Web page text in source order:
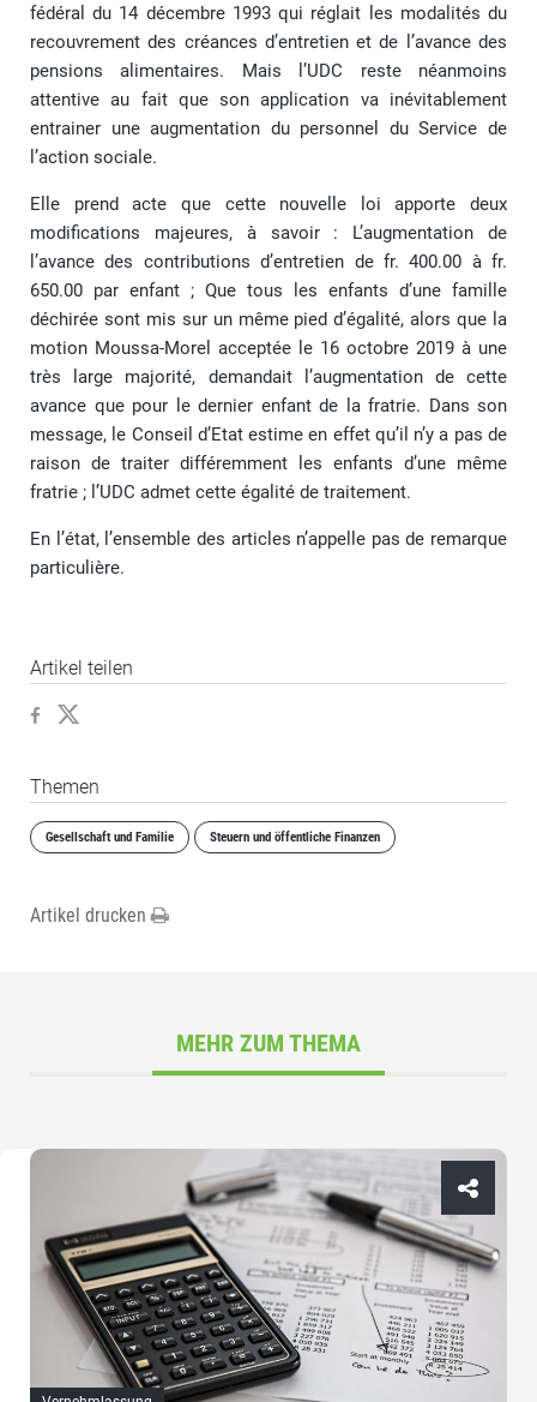
fédéral du 14 décembre 1993 qui réglait les modalités du
recouvrement des créances d’entretien et de l’avance des
pensions alimentaires. Mais l’UDC reste néanmoins
attentive au fait que son application va inévitablement
entrainer une augmentation du personnel du Service de
l’action sociale.
Elle prend acte que cette nouvelle loi apporte deux
modifications majeures, à savoir : L’augmentation de
l’avance des contributions d’entretien de fr. 400.00 à fr.
650.00 par enfant ; Que tous les enfants d’une famille
déchirée sont mis sur un même pied d’égalité, alors que la
motion Moussa-Morel acceptée le 16 octobre 2019 à une
très large majorité, demandait l’augmentation de cette
avance que pour le dernier enfant de la fratrie. Dans son
message, le Conseil d’Etat estime en effet qu’il n’y a pas de
raison de traiter différemment les enfants d’une même
fratrie ; l’UDC admet cette égalité de traitement.
En l’état, l’ensemble des articles n’appelle pas de remarque
particulière.
Artikel teilen
Themen
Gesellschaft und Familie Steuern und öffentliche Finanzen
Artikel drucken
MEHR ZUM THEMA